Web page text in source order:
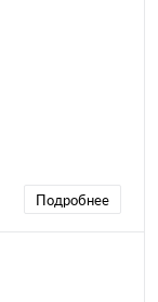
Подробнее